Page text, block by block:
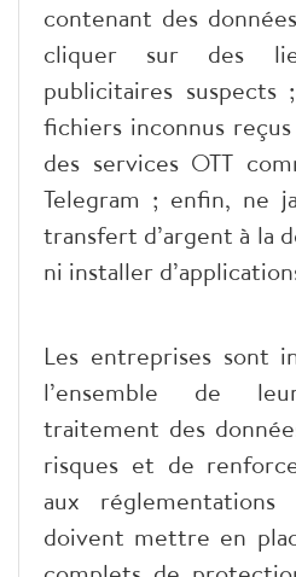
contenant des
cliquer sur des
publicitaires
fichiers inconnus
des services OTT
Telegram ; enfin, ne
transfert d’argent à la
ni installer
Les entreprises sont
l’ensemble de
traitement des
risques et de
aux
doivent mettre en